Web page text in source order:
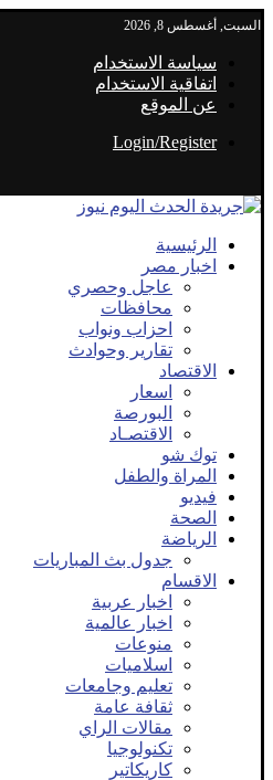
السبت, أغسطس 8, 2026
سياسة الاستخدام
اتفاقية الاستخدام
عن الموقع
Login/Register
الرئيسية
اخبار مصر
عاجل وحصري
محافظات
احزاب ونواب
تقارير وحوادث
الاقتصاد
اسعار
البورصة
الاقتصـاد
توك شو
المراة والطفل
فيديو
الصحة
الرياضة
جدول بث المباريات
الاقسام
اخبار عربية
اخبار عالمية
منوعات
اسلاميات
تعليم وجامعات
ثقافة عامة
مقالات الراي
تكنولوجيا
كاريكاتير